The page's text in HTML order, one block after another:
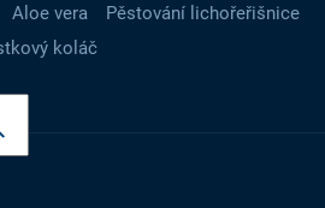
Aloe vera
Pěstování lichořeřišnice
koláč